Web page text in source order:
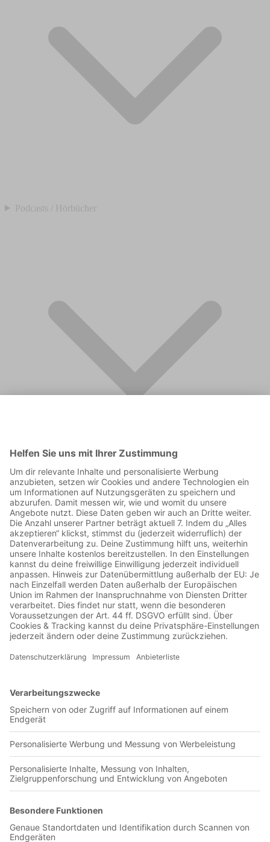
Podcasts / Hörbücher
FAQ
Supporter werden
Unsere App ist in den offiziellen Stores verfügbar!
Jetzt herunterladen